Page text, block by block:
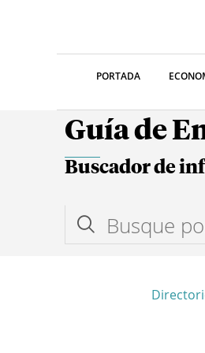
PORTADA
Guía de
Buscador de